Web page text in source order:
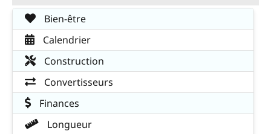
Bien-être
Calendrier
Construction
Convertisseurs
Finances
Longueur